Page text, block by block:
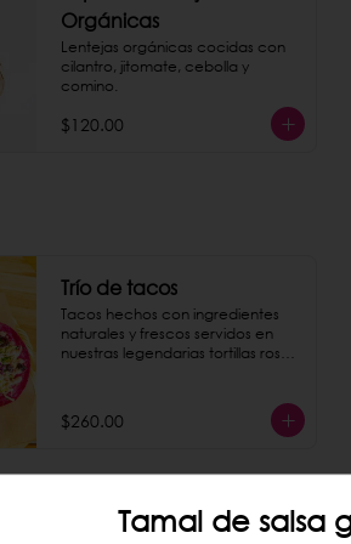
Orgánicas
Lentejas orgánicas cocidas con
cilantro, jitomate, cebolla y
comino.
$120.00
Trío de tacos
Tacos hechos con ingredientes
naturales y frescos servidos en
nuestras legendarias tortillas rosas
tacos: - pastor de setas -
machacha tofu - coliflor con
curry - camote al pesto - crudi
$260.00
Tamal de salsa